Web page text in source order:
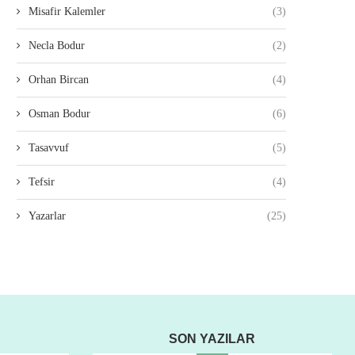
Misafir Kalemler (3)
Necla Bodur (2)
Orhan Bircan (4)
Osman Bodur (6)
Tasavvuf (5)
Tefsir (4)
Yazarlar (25)
SON YAZILAR